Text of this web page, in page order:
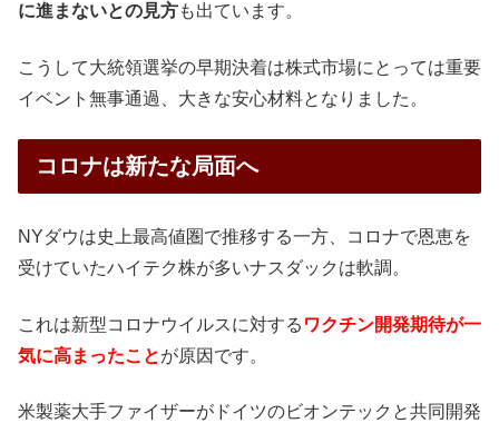
に進まないとの見方も出ています。
こうして大統領選挙の早期決着は株式市場にとっては重要
イベント無事通過、大きな安心材料となりました。
コロナは新たな局面へ
NYダウは史上最高値圏で推移する一方、コロナで恩恵を
受けていたハイテク株が多いナスダックは軟調。
これは新型コロナウイルスに対する ワクチン開発期待が一
気に高まったことが原因です。
米製薬大手ファイザーがドイツのビオンテックと共同開発